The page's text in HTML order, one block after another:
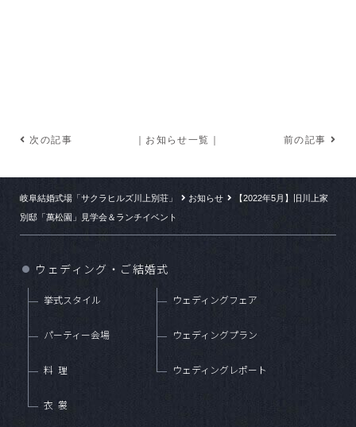
次の記事 ｜お知らせ一覧｜ 前の記事
岐阜結婚式場「サクラヒルズ川上別荘」 お知らせ
【2022年5月】旧川上家
別邸「萬松園」見学会＆ランチイベント
● ウェディング・ご結婚式
挙式スタイル
パーティー会場
料理
衣裳
ウェディングフェア
ウェディングプラン
ウェディングレポート